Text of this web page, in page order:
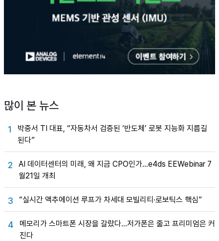
많이 본 뉴스
1
박중서 TI 대표, “자동차서 검증된 ‘반도체’ 로봇 지능화 지름길
된다”
2
AI 데이터센터의 미래, 왜 지금 CPO인가…e4ds EEWebinar 7
월21일 개최
3 “실시간 액추에이션 루프가 차세대 모빌리티·로보틱스 핵심”
4
메모리가 스마트폰 시장을 갈랐다…저가폰은 줄고 프리미엄은 커
진다